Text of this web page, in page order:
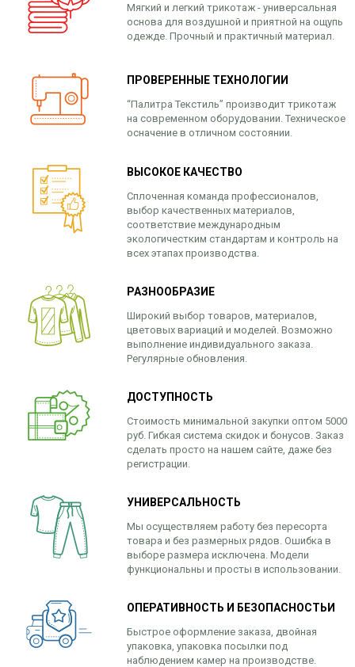
Мягкий и легкий трикотаж - универсальная
основа для воздушной и приятной на ощупь
одежде. Прочный и практичный материал.
ПРОВЕРЕННЫЕ ТЕХНОЛОГИИ
“Палитра Текстиль” производит трикотаж
на современном оборудовании. Техническое
осначение в отличном состоянии.
ВЫСОКОЕ КАЧЕСТВО
Сплоченная команда профессионалов,
выбор качественных материалов,
соответствие международным
экологичестким стандартам и контроль на
всех этапах производства.
РАЗНООБРАЗИЕ
Широкий выбор товаров, материалов,
цветовых вариаций и моделей. Возможно
выполнение индивидуального заказа.
Регулярные обновления.
ДОСТУПНОСТЬ
Стоимость минимальной закупки оптом 5000
руб. Гибкая система скидок и бонусов. Заказ
сделать просто на нашем сайте, даже без
регистрации.
УНИВЕРСАЛЬНОСТЬ
Мы осуществляем работу без пересорта
товара и без размерных рядов. Ошибка в
выборе размера исключена. Модели
функциональны и просты в использовании.
ОПЕРАТИВНОСТЬ И БЕЗОПАСНОСТЬИ
Быстрое оформление заказа, двойная
упаковка, упаковка посылки под
наблюдением камер на производстве.